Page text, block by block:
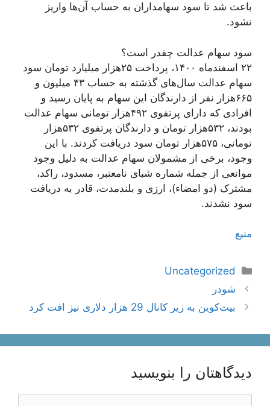
باعث شد تا سود سهامداران به حساب آن‌ها واریز
نشود.
سود سهام عدالت چقدر است؟
۲۲ اسفندماه ۱۴۰۰، پرداخت ۲۵هزار میلیارد تومان سود
سهام عدالت سال‌های گذشته به حساب ۴۳ میلیون و
۶۶۵هزار نفر از دارندگان این سهام به پایان رسید و
افرادی که دارای پرتفوی ۴۹۲هزار تومانی سهام عدالت
بودند، ۵٣٢هزار تومان و دارندگان پرتفوی ۵٣٢هزار
تومانی، ۵٧۵هزار تومان سود دریافت کردند. با این
وجود، برخی از مشمولان سهام عدالت به دلیل وجود
موانعی از جمله شماره شبای نامعتبر، مسدود، راکد،
مشترک (دو امضاء)، ارزی و بلندمدت، قادر به دریافت
سود نشدند.
منیع
دسته‌ها
Uncategorized
ناوبری
نوشته‌ها
شودر
بیت‌کوین به زیر کانال 29 هزار دلاری نیز افت کرد
دیدگاهتان را بنویسید